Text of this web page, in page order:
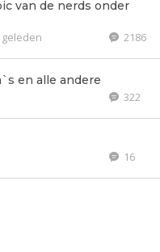
van de nerds onder
geleden 2186
en alle andere
322
16